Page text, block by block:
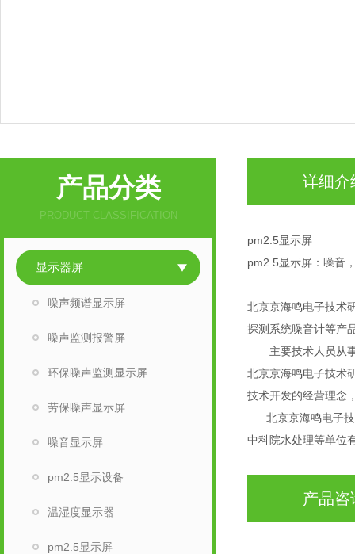
产品分类
PRODUCT CLASSIFICATION
显示器屏
噪声频谱显示屏
噪声监测报警屏
环保噪声监测显示屏
劳保噪声显示屏
噪音显示屏
pm2.5显示设备
温湿度显示器
pm2.5显示屏
详细介
pm2.5显示屏
pm2.5显示屏：噪音
北京京海鸣电子技术
探测系统噪音计等产
主要技术人员从事
北京京海鸣电子技术
技术开发的经营理念
北京京海鸣电子技
中科院水处理等单位
产品咨